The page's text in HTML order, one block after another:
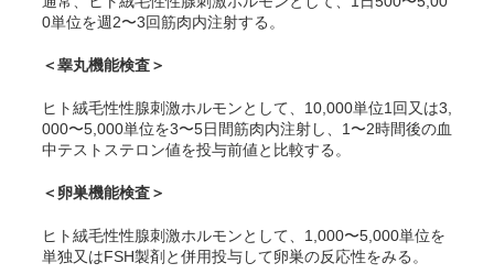
0単位を週2〜3回筋肉内注射する。
＜睾丸機能検査＞
ヒト絨毛性性腺刺激ホルモンとして、10,000単位1回又は3,
000〜5,000単位を3〜5日間筋肉内注射し、1〜2時間後の血
中テストステロン値を投与前値と比較する。
＜卵巣機能検査＞
ヒト絨毛性性腺刺激ホルモンとして、1,000〜5,000単位を
単独又はFSH製剤と併用投与して卵巣の反応性をみる。